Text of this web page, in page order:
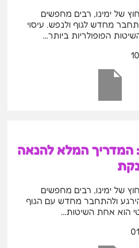
של ימינו, רבים מחפשים
מחדש לגוף ולנפש. עיסוי
הפופולריות ביותר…
המדריך המלא להנאה
של ימינו, רבים מחפשים
ולהתחבר מחדש עם הגוף
הוא אחת השיטות…